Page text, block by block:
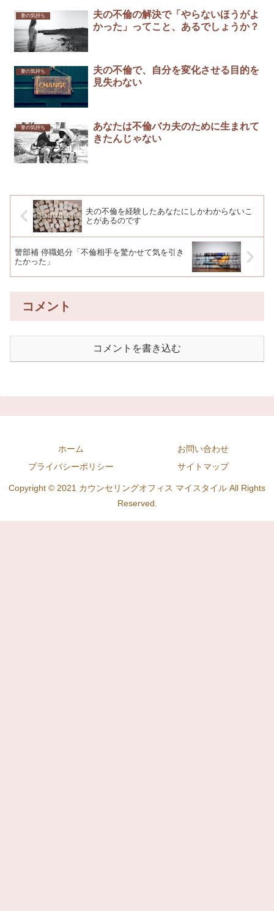
妻の気持ち
夫の不倫の解決で「やらないほうがよ
かった」ってこと、あるでしょうか？
妻の気持ち
夫の不倫で、自分を変化させる目的を
見失わない
妻の気持ち
あなたは不倫バカ夫のために生まれて
きたんじゃない
夫の不倫を経験したあなたにしかわからないこ
とがあるのです
警部補 停職処分「不倫相手を驚かせて気を引き
たかった」
コメント
コメントを書き込む
ホーム
お問い合わせ
プライバシーポリシー
サイトマップ
Copyright © 2021 カウンセリングオフィス マイスタイル All Rights
Reserved.